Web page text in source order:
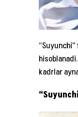
kadrlar